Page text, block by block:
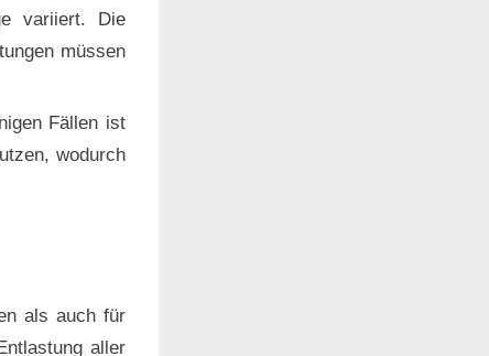
variiert. Die
müssen
Fällen ist
wodurch
als auch für
aller